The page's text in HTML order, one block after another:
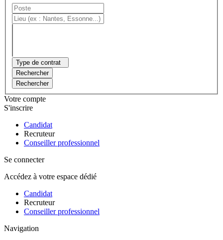
Type de contrat
Rechercher
Rechercher
Votre compte
S'inscrire
Candidat
Recruteur
Conseiller professionnel
Se connecter
Accédez à votre espace dédié
Candidat
Recruteur
Conseiller professionnel
Navigation